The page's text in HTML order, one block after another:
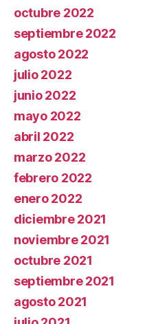
octubre 2022
septiembre 2022
agosto 2022
julio 2022
junio 2022
mayo 2022
abril 2022
marzo 2022
febrero 2022
enero 2022
diciembre 2021
noviembre 2021
octubre 2021
septiembre 2021
agosto 2021